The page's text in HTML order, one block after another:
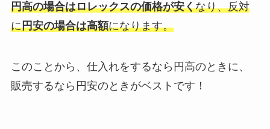
円高の場合はロレックスの価格が安くなり、反対
に円安の場合は高額になります。
このことから、仕入れをするなら円高のときに、
販売するなら円安のときがベストです！